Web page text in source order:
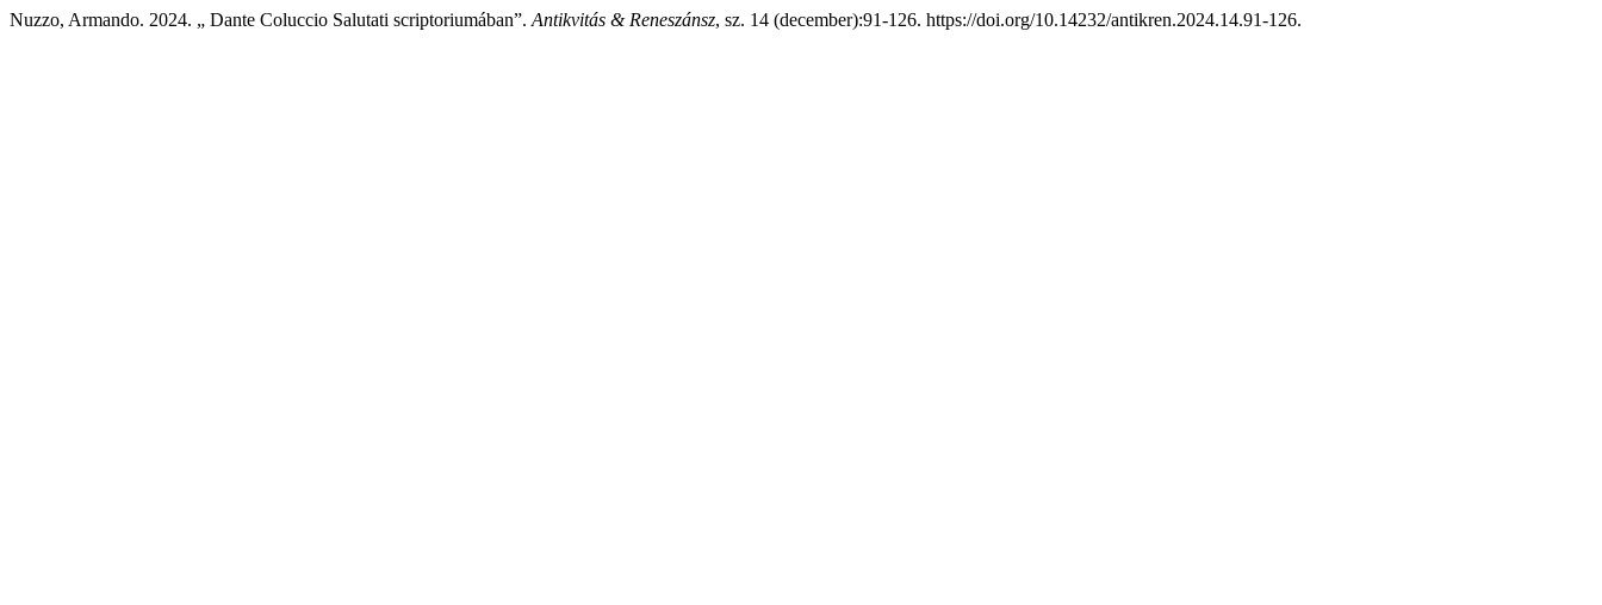
Nuzzo, Armando. 2024. „ Dante Coluccio Salutati scriptoriumában”. Antikvitás & Reneszánsz, sz. 14 (december):91-126. https://doi.org/10.14232/antikren.2024.14.91-126.